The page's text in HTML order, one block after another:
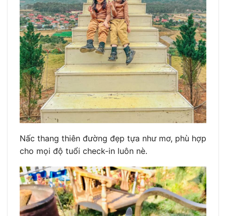
Nấc thang thiên đường đẹp tựa như mơ, phù hợp
cho mọi độ tuổi check-in luôn nè.